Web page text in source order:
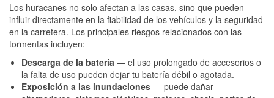
Los huracanes no solo afectan a las casas, sino que pueden
influir directamente en la fiabilidad de los vehículos y la seguridad
en la carretera. Los principales riesgos relacionados con las
tormentas incluyen:
Descarga de la batería — el uso prolongado de accesorios o
la falta de uso pueden dejar tu batería débil o agotada.
Exposición a las inundaciones — puede dañar